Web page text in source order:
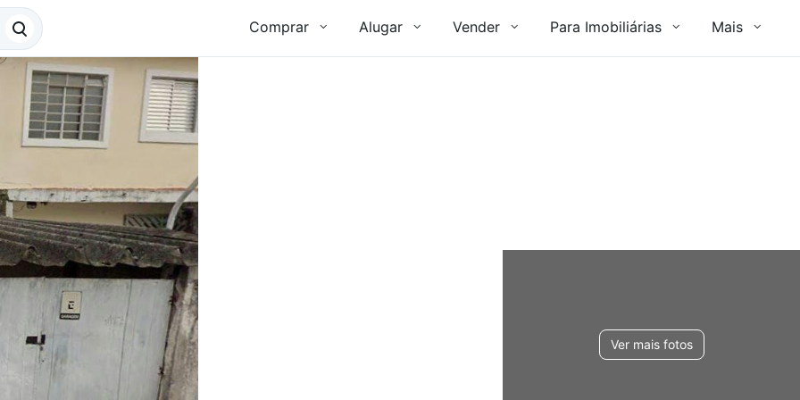
Comprar Alugar Vender Para Imobiliárias Mais
Ver mais fotos